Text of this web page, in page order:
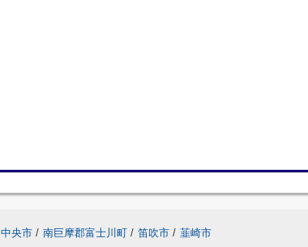
中央市 / 南巨摩郡富士川町 / 笛吹市 / 韮崎市